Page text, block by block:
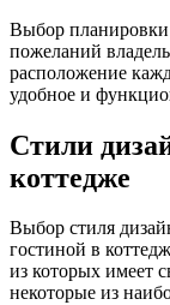
Выбор планировки
пожеланий
расположение
удобное и
Стили
коттедже
Выбор стиля
гостиной в
из которых имеет
некоторые из